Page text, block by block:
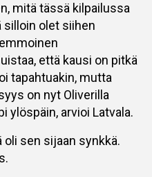
mitä tässä kilpailussa
silloin olet siihen
että kausi on pitkä
tapahtuakin, mutta
on nyt Oliverilla
ylöspäin, arvioi Latvala.
oli sen sijaan synkkä.